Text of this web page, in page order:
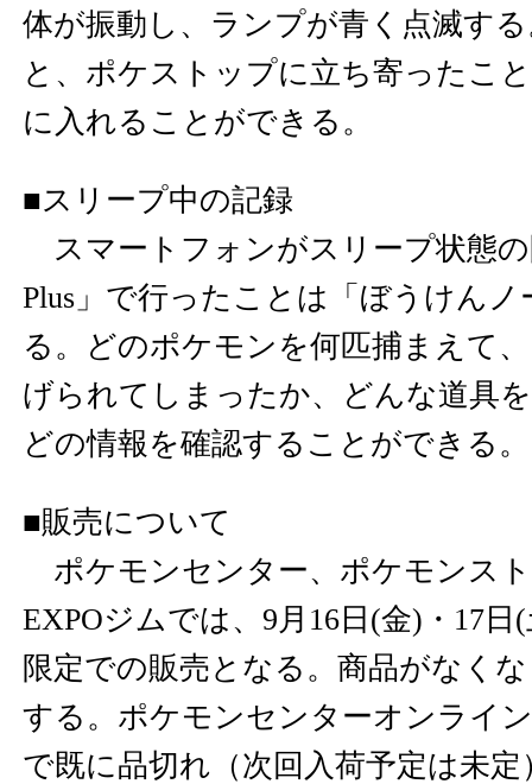
体が振動し、ランプが青く点滅す
と、ポケストップに立ち寄ったこ
に入れることができる。
■スリープ中の記録
スマートフォンがスリープ状態の
Plus」で行ったことは「ぼうけん
る。どのポケモンを何匹捕まえて
げられてしまったか、どんな道具
どの情報を確認することができる。
■販売について
ポケモンセンター、ポケモンス
EXPOジムでは、9月16日(金)・17日
限定での販売となる。商品がなく
する。ポケモンセンターオンライ
で既に品切れ（次回入荷予定は未